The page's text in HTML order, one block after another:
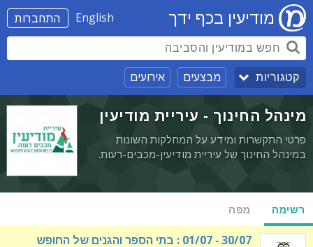
התחברות English מודיעין בכף ידך
קטגוריות מבצעים אירועים
מינהל החינוך - עיריית מודיעין
פרטי התקשרות ומידע על המחלקות השונות
במינהל החינוך של עיריית מודיעין-מכבים-רעות.
רשימה מפה
‭01/07 - 30/07‬ : בתי הספר והגנים של החופש